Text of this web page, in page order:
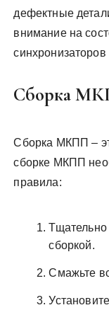
дефектные
внимание на
синхронизаторов
Сборка
Сборка МКПП –
сборке МКПП
правила:
Тщательно
сборкой.
Смажьте